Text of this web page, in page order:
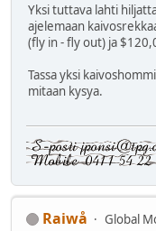
Yksi tuttava lahti
ajelemaan
(fly in - fly out) ja
Tassa yksi
mitaan kysya.
Raiwå
Global